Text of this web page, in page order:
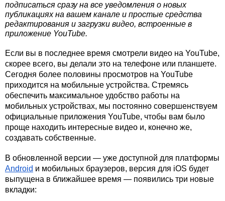
подписаться сразу на все уведомления о новых
публикациях на вашем канале и простые средства
редактирования и загрузки видео, встроенные в
приложение YouTube.
Если вы в последнее время смотрели видео на YouTube,
скорее всего, вы делали это на телефоне или планшете.
Сегодня более половины просмотров на YouTube
приходится на мобильные устройства. Стремясь
обеспечить максимальное удобство работы на
мобильных устройствах, мы постоянно совершенствуем
официальные приложения YouTube, чтобы вам было
проще находить интересные видео и, конечно же,
создавать собственные.
Android и мобильных браузеров, версия для iOS будет
выпущена в ближайшее время — появились три новые
вкладки: